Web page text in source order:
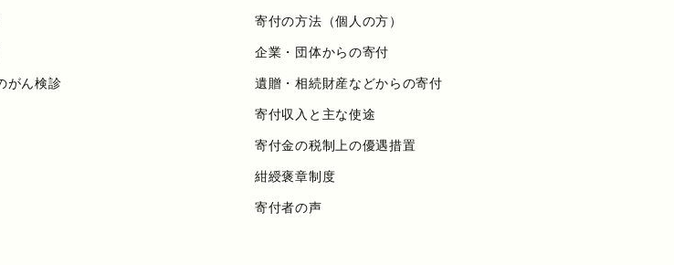
がん検診
寄付の方法（個人の方）
企業・団体からの寄付
遺贈・相続財産などからの寄付
寄付収入と主な使途
寄付金の税制上の優遇措置
紺綬褒章制度
寄付者の声